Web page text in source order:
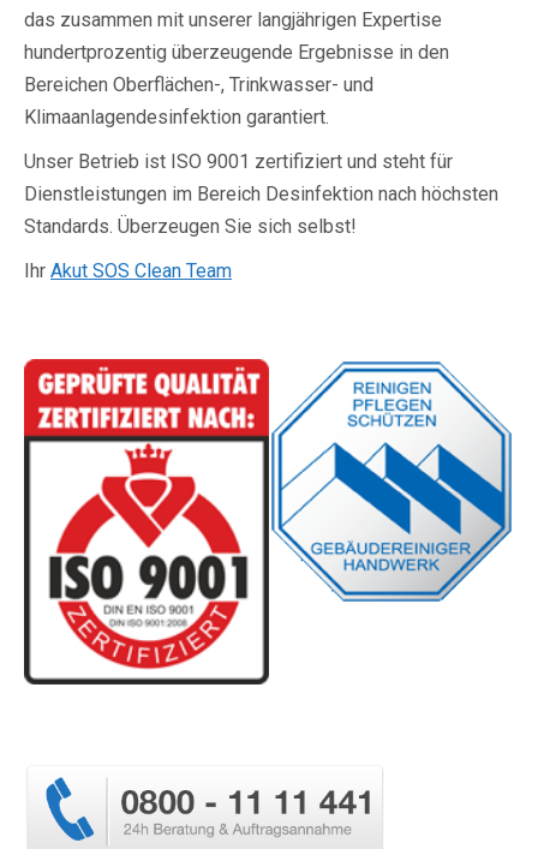
das zusammen mit unserer langjährigen Expertise
hundertprozentig überzeugende Ergebnisse in den
Bereichen Oberflächen-, Trinkwasser- und
Klimaanlagendesinfektion garantiert.
Unser Betrieb ist ISO 9001 zertifiziert und steht für
Dienstleistungen im Bereich Desinfektion nach höchsten
Standards. Überzeugen Sie sich selbst!
Ihr Akut SOS Clean Team